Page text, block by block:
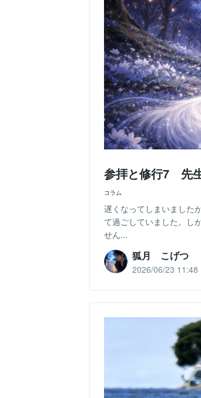
参拝と修行7 先
コラム
遅くなってしまいました
て過ごしていました。し
せん...
狐月 こげつ
2026/06/23 11:48